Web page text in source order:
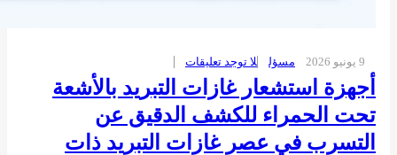
9 يونيو 2026 مسؤل لا توجد تعليقات
أجهزة استشعار غازات التبريد بالأشعة
تحت الحمراء للكشف الدقيق عن
التسرب في عصر غازات التبريد ذات